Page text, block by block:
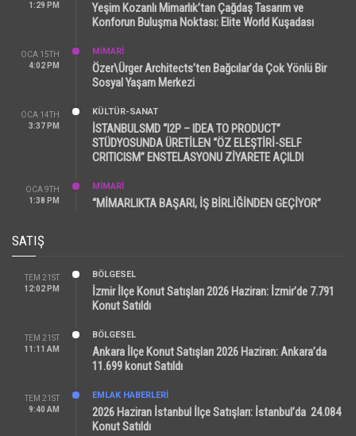
1:29 PM
Yeşim Kozanlı Mimarlık’tan Çağdaş Tasarım ve
Konforun Buluşma Noktası: Elite World Kuşadası
OCA 15TH
4:02 PM
MİMARİ
Özer\Ürger Architects’ten Bağcılar’da Çok Yönlü Bir
Sosyal Yaşam Merkezi
OCA 14TH
3:37 PM
KÜLTÜR-SANAT
İSTANBULSMD “I2P – IDEA TO PRODUCT”
STÜDYOSUNDA ÜRETİLEN “ÖZ ELEŞTİRİ-SELF
CRITICISM” ENSTELASYONU ZİYARETE AÇILDI
OCA 9TH
1:38 PM
MİMARİ
“MİMARLIKTA BAŞARI, İŞ BİRLİĞİNDEN GEÇİYOR”
SATIŞ
TEM 21ST
12:02 PM
BÖLGESEL
İzmir İlçe Konut Satışları 2026 Haziran: İzmir’de 7.791
Konut Satıldı
TEM 21ST
11:11 AM
BÖLGESEL
Ankara İlçe Konut Satışları 2026 Haziran: Ankara’da
11.699 konut Satıldı
TEM 21ST
9:40 AM
EMLAK HABERLERI
2026 Haziran İstanbul İlçe Satışları: İstanbul’da 24.084
Konut Satıldı